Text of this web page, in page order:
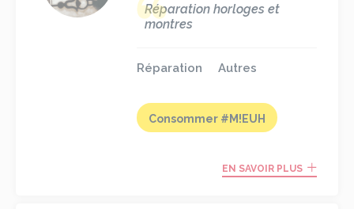
Réparation horloges et
montres
Réparation Autres
Consommer #M!EUH
EN SAVOIR PLUS